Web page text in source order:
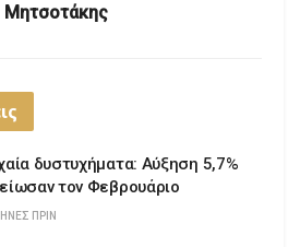
Μητσοτάκης
δυστυχήματα: Αύξηση 5,7%
τον Φεβρουάριο
ΠΡΙΝ